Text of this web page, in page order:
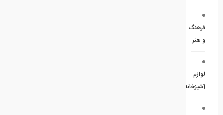
فرهنگ
و هنر
لوازم
آشپزخانه